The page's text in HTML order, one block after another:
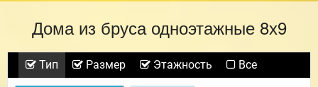
Дома из бруса одноэтажные 8х9
Тип Размер Этажность Все